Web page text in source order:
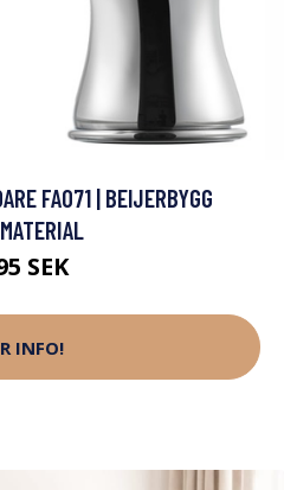
FA071 | BEIJERBYGG
SEK
INFO!